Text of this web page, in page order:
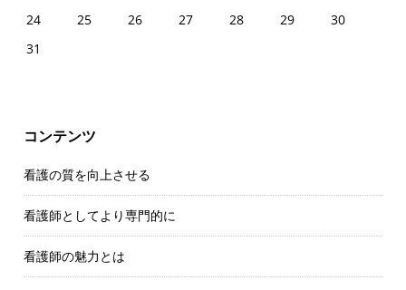
24
25 26 27 28 29
30
31
コンテンツ
看護の質を向上させる
看護師としてより専門的に
看護師の魅力とは